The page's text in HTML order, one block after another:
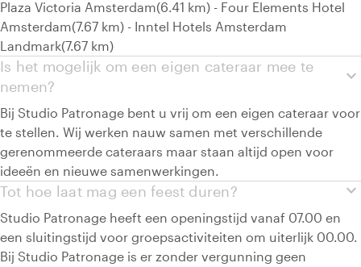
Plaza Victoria Amsterdam(6.41 km) - Four Elements Hotel
Amsterdam(7.67 km) - Inntel Hotels Amsterdam
Landmark(7.67 km)
expand_more
Is het mogelijk om een eigen cateraar mee te
nemen?
Bij Studio Patronage bent u vrij om een eigen cateraar voor
te stellen. Wij werken nauw samen met verschillende
gerenommeerde cateraars maar staan altijd open voor
ideeën en nieuwe samenwerkingen.
expand_more
Tot hoe laat mag een feest duren?
Studio Patronage heeft een openingstijd vanaf 07.00 en
een sluitingstijd voor groepsactiviteiten om uiterlijk 00.00.
Bij Studio Patronage is er zonder vergunning geen